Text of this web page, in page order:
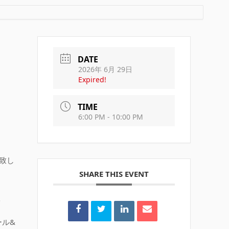
し
ル&
DATE
2026年 6月 29日
Expired!
TIME
6:00 PM - 10:00 PM
SHARE THIS EVENT